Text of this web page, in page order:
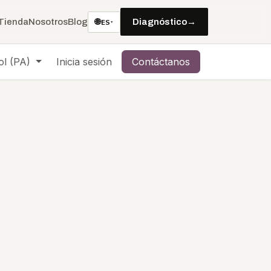
NosotrosBlog 🌐ES▾ Diagnóstico→
(PA) Inicia sesión Contáctanos